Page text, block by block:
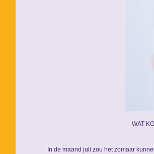
WAT
In de maand juli zou het zomaar